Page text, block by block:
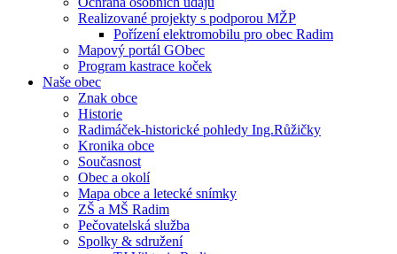
Realizované projekty s podporou MŽP
Pořízení elektromobilu pro obec Radim
Mapový portál GObec
Program kastrace koček
Naše obec
Znak obce
Historie
Radimáček-historické pohledy Ing.Růžičky
Kronika obce
Současnost
Obec a okolí
Mapa obce a letecké snímky
ZŠ a MŠ Radim
Pečovatelská služba
Spolky & sdružení